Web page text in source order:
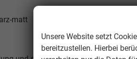
matt
Unsere Website setzt
bereitzustellen. Hierbei